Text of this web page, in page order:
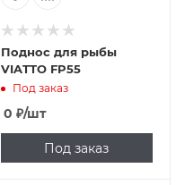
Поднос для рыбы
VIATTO FP55
Под заказ
0 ₽/шт
Под заказ